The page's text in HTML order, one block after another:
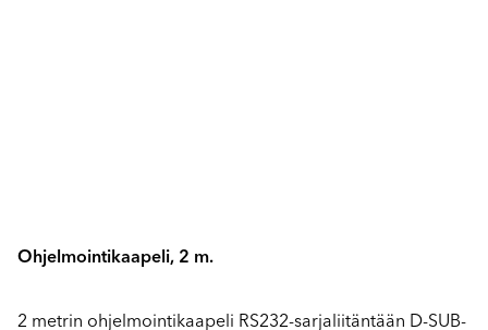
Ohjelmointikaapeli, 2 m.
2 metrin ohjelmointikaapeli RS232-sarjaliitäntään D-SUB-